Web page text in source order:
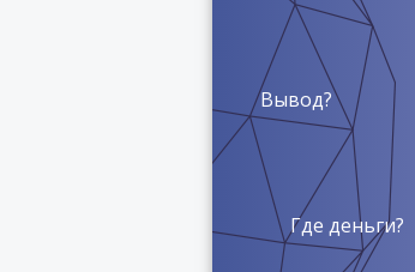
Вывод?
Где деньги?